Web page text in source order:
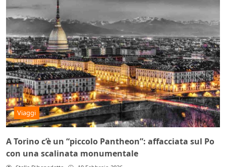
Viaggi
A Torino c’è un “piccolo Pantheon”: affacciata sul Po
con una scalinata monumentale